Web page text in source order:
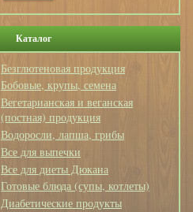
Каталог
Безглютеновая продукция
Бобовые, крупы, семена
Вегетарианская и веганская
(постная) продукция
Водоросли, лапша, грибы
Все для выпечки
Все для диеты Дюкана
Готовые блюда (супы, котлеты)
Диабетические продукты